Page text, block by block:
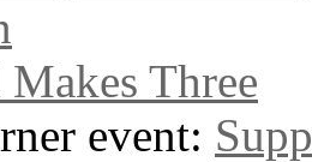
Three
event: